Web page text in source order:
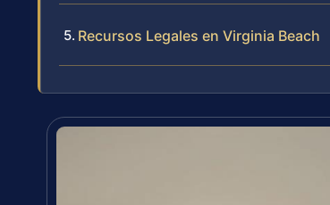
Recursos Legales en Virginia Beach